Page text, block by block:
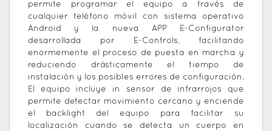
permite programar el equipo a través de
cualquier teléfono móvil con sistema operativo
Android y la nueva APP E-Configurator
desarrollada por E-Controls, facilitando
enormemente el proceso de puesta en marcha y
reduciendo drásticamente el tiempo de
instalación y los posibles errores de configuración.
El equipo incluye in sensor de infrarrojos que
permite detectar movimiento cercano y enciende
el backlight del equipo para facilitar su
localización cuando se detecta un cuerpo en